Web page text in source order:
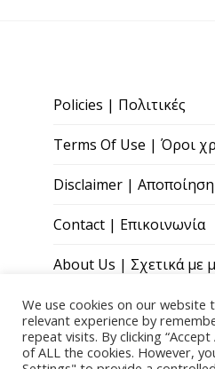
Policies | Πολιτικές
Terms Of Use | Όροι
Disclaimer |
Contact | Επικοινωνία
About Us | Σχετικά με
We use cookies on our website
relevant experience by
repeat visits. By clicking
of ALL the cookies. However,